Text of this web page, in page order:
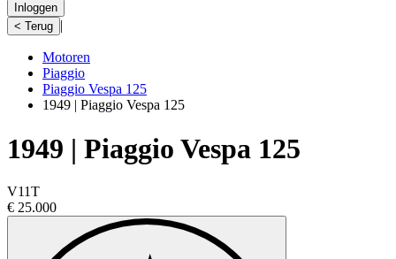
Inloggen
< Terug |
Motoren
Piaggio
Piaggio Vespa 125
1949 | Piaggio Vespa 125
1949 | Piaggio Vespa 125
V11T
€ 25.000